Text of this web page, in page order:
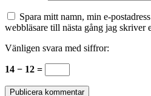
Spara mitt namn, min e-
webbläsare till nästa gång jag skriver
Vänligen svara med siffror:
14 − 12 =